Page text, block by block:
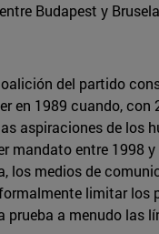
Budapest y
del partido
en 1989 cuando,
aspiraciones de los
mandato entre 1998
medios de
limitar los
a menudo las